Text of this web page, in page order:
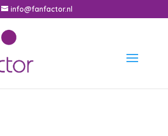
info@fanfactor.nl